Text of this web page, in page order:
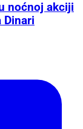
noćnoj akciji
Dinari